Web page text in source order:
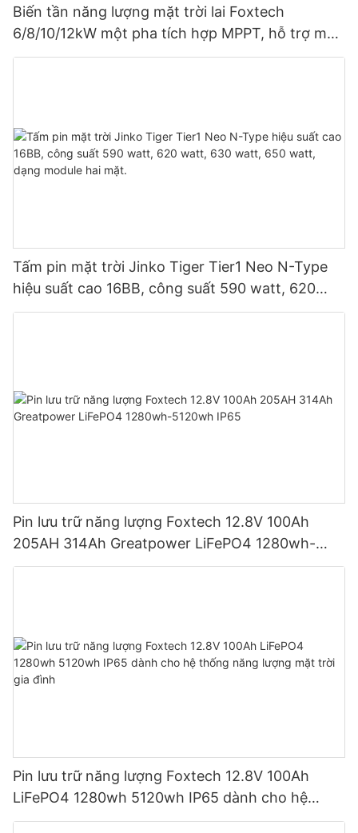
Biến tần năng lượng mặt trời lai Foxtech
6/8/10/12kW một pha tích hợp MPPT, hỗ trợ mắc
song song 9 thiết bị cho hệ thống quang điện.
Tấm pin mặt trời Jinko Tiger Tier1 Neo N-Type
hiệu suất cao 16BB, công suất 590 watt, 620
watt, 630 watt, 650 watt, dạng module hai mặt.
Pin lưu trữ năng lượng Foxtech 12.8V 100Ah
205AH 314Ah Greatpower LiFePO4 1280wh-
5120wh IP65
Pin lưu trữ năng lượng Foxtech 12.8V 100Ah
LiFePO4 1280wh 5120wh IP65 dành cho hệ
thống năng lượng mặt trời gia đình